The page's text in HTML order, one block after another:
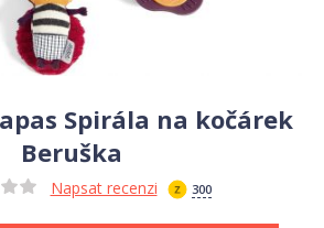
Spirála na kočárek
Beruška
Napsat recenzi 300